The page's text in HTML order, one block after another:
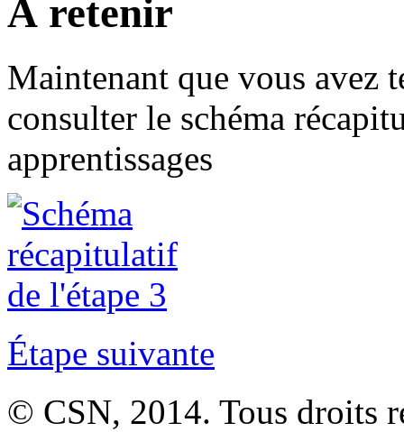
À retenir
Maintenant que vous avez
consulter le schéma
apprentissages
Étape suivante
© CSN, 2014. Tous droits